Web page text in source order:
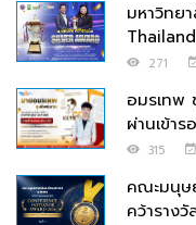
มหาวิทย
271
อมรเทพ
ผ่านเข้าร
315
คณะมนุษ
คว้าราง